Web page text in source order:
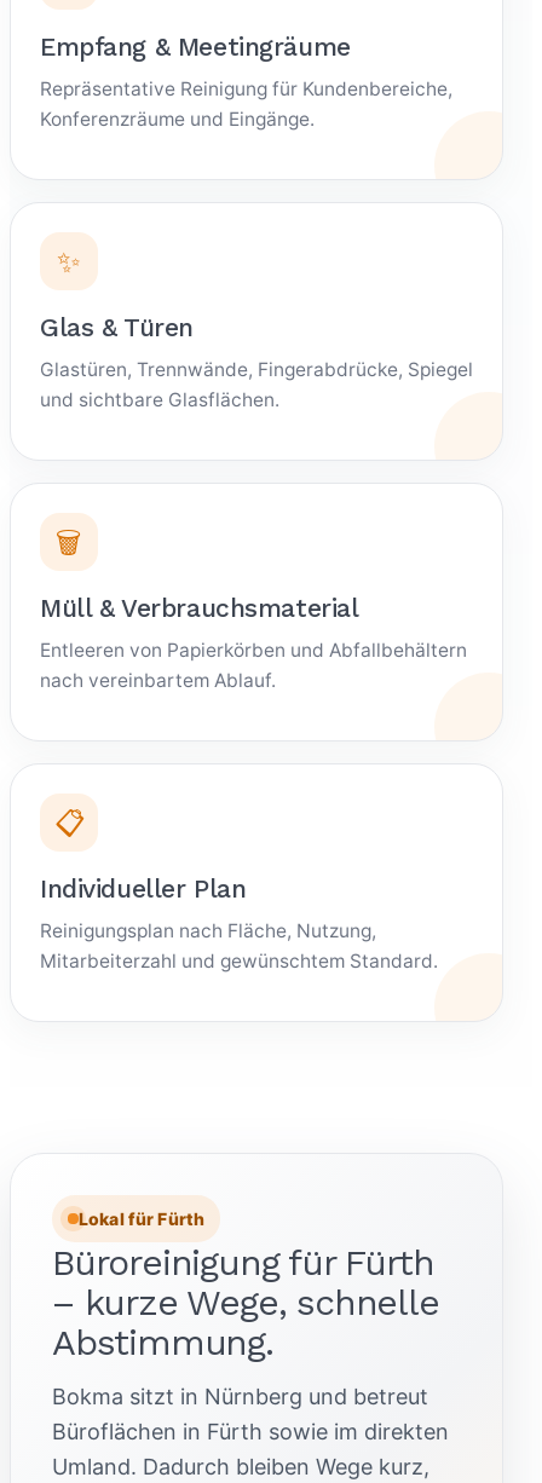
Empfang & Meetingräume
Repräsentative Reinigung für Kundenbereiche,
Konferenzräume und Eingänge.
✨
Glas & Türen
Glastüren, Trennwände, Fingerabdrücke, Spiegel
und sichtbare Glasflächen.
🗑️
Müll & Verbrauchsmaterial
Entleeren von Papierkörben und Abfallbehältern
nach vereinbartem Ablauf.
📋
Individueller Plan
Reinigungsplan nach Fläche, Nutzung,
Mitarbeiterzahl und gewünschtem Standard.
Lokal für Fürth
Büroreinigung für Fürth
– kurze Wege, schnelle
Abstimmung.
Bokma sitzt in Nürnberg und betreut
Büroflächen in Fürth sowie im direkten
Umland. Dadurch bleiben Wege kurz,